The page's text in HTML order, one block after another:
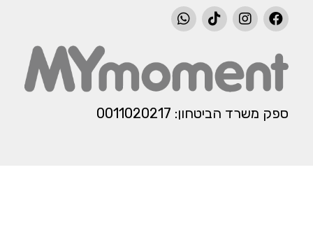
ספק משרד הביטחון: 0011020217​​